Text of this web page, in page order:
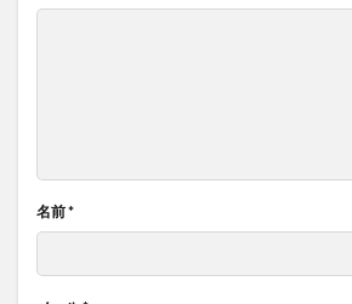
名前*